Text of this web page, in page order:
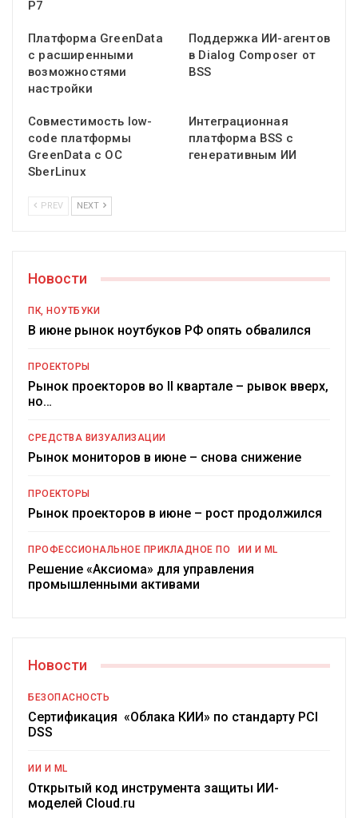
Р7
Платформа GreenData
с расширенными
возможностями
настройки
Поддержка ИИ-агентов
в Dialog Composer от
BSS
Совместимость low-
code платформы
GreenData с ОС
SberLinux
Интеграционная
платформа BSS с
генеративным ИИ
PREV NEXT
Новости
ПК, НОУТБУКИ
В июне рынок ноутбуков РФ опять обвалился
ПРОЕКТОРЫ
Рынок проекторов во II квартале – рывок вверх,
но…
СРЕДСТВА ВИЗУАЛИЗАЦИИ
Рынок мониторов в июне – снова снижение
ПРОЕКТОРЫ
Рынок проекторов в июне – рост продолжился
ПРОФЕССИОНАЛЬНОЕ ПРИКЛАДНОЕ ПО ИИ И ML
Решение «Аксиома» для управления
промышленными активами
Новости
БЕЗОПАСНОСТЬ
Сертификация «Облака КИИ» по стандарту PCI
DSS
ИИ И ML
Открытый код инструмента защиты ИИ-
моделей Cloud.ru